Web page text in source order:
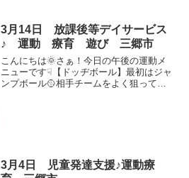
3月14日 放課後等デイサービス
♪ 運動 療育 遊び 三郷市
こんにちは🌞さぁ！今日の午後の運動メ
ニューです☟【ドッヂボール】最初はジャ
ンプボール🥎相手チームをよく狙って投
3月4日 児童発達支援♪運動療